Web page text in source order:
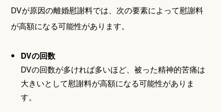
DVが原因の離婚慰謝料では、次の要素によって慰謝料
が高額になる可能性があります。
DVの回数
DVの回数が多ければ多いほど、被った精神的苦痛は
大きいとして慰謝料が高額になる可能性がありま
す。